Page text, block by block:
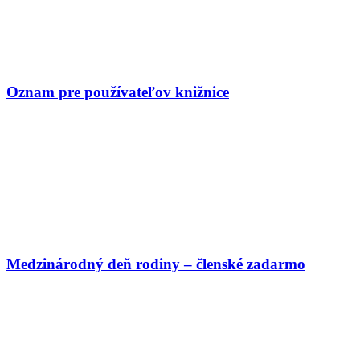
Oznam pre používateľov knižnice
Medzinárodný deň rodiny – členské zadarmo